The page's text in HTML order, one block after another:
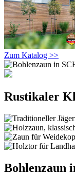
Zum Katalog >>
Rustikaler
Bohlenzaun